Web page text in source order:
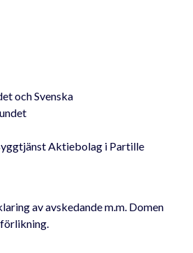
och Svenska
Aktiebolag i Partille
av avskedande m.m. Domen